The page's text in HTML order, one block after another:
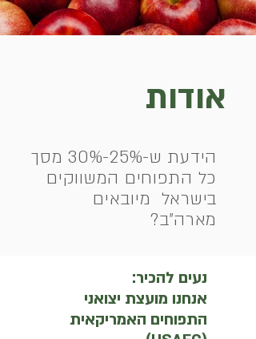
אודות
הידעת ש-25%-30% מסך
כל התפוחים המשווקים
בישראל מיובאים
מארה"ב?
​נעים להכיר:
אנחנו מועצת יצואני
התפוחים האמריקאית